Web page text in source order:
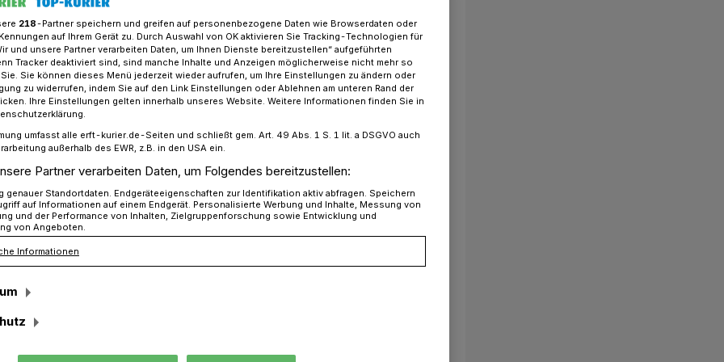
für Morken/Harff
freuen sich
Krönung!
Glaube, Sitte und Heimat feiert die
Morken-Harff vom 17. bis 19. August
Schützenfest unter der
Landrat des Rhein-Erft-Kreises.
218-Partner speichern und greifen auf personenbezogene Daten wie Browserdaten oder
auf Ihrem Gerät zu. Durch Auswahl von OK aktivieren Sie Tracking-Technologien für
und unsere Partner verarbeiten Daten, um Ihnen Dienste bereitzustellen“ aufgeführten
Tracker deaktiviert sind, sind manche Inhalte und Anzeigen möglicherweise nicht mehr so
Sie können dieses Menü jederzeit wieder aufrufen, um Ihre Einstellungen zu ändern oder
zu widerrufen, indem Sie auf den Link Einstellungen oder Ablehnen am unteren Rand der
Ihre Einstellungen gelten innerhalb unseres Website. Weitere Informationen finden Sie in
umfasst alle erft-kurier.de-Seiten und schließt gem. Art. 49 Abs. 1 S. 1 lit. a DSGVO auch
außerhalb des EWR, z.B. in den USA ein.
Partner verarbeiten Daten, um Folgendes bereitzustellen:
genauer Standortdaten. Endgeräteeigenschaften zur Identifikation aktiv abfragen. Speichern
auf Informationen auf einem Endgerät. Personalisierte Werbung und Inhalte, Messung von
und der Performance von Inhalten, Zielgruppenforschung sowie Entwicklung und
von Angeboten.
Informationen